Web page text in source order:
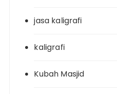
jasa kaligrafi
kaligrafi
Kubah Masjid